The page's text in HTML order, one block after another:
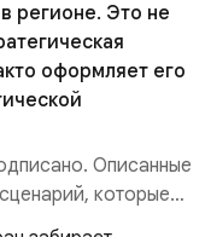
регионе. Это не
оформляет его
Описанные
которые
ключевые